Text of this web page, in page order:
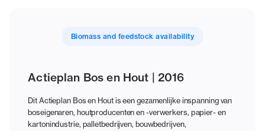
Biomass and feedstock availability
Actieplan Bos en Hout | 2016
Dit Actieplan Bos en Hout is een gezamenlijke inspanning van
boseigenaren, houtproducenten en -verwerkers, papier- en
kartonindustrie, palletbedrijven, bouwbedrijven,